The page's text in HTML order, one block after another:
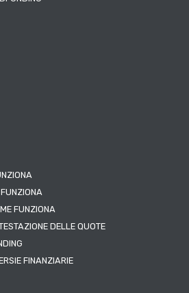
FUNZIONA
DELLE QUOTE
FINANZIARIE